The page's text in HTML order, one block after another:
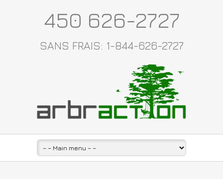
450 626-2727
SANS FRAIS: 1-844-626-2727